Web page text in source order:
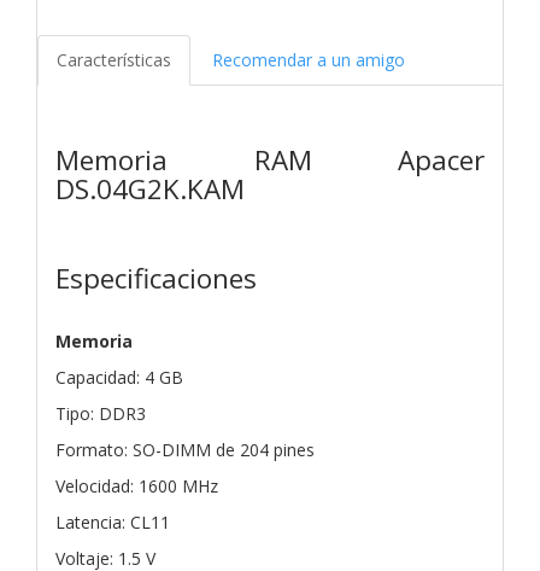
Características Recomendar a un amigo
Memoria RAM Apacer
DS.04G2K.KAM
Especificaciones
Memoria
Capacidad: 4 GB
Tipo: DDR3
Formato: SO-DIMM de 204 pines
Velocidad: 1600 MHz
Latencia: CL11
Voltaje: 1.5 V